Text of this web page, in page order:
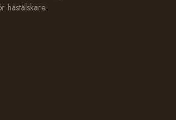
hästälskare.